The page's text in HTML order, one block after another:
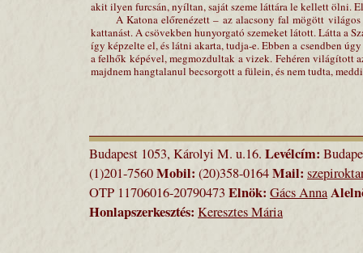
akit ilyen furcsán, nyíltan, saját szeme láttára le kellett ölni.
A Katona előrenézett – az alacsony fal mögött világos
kattanást. A csövekben hunyorgató szemeket látott. Látta a
így képzelte el, és látni akarta, tudja-e. Ebben a csendben
a felhők képével, megmozdultak a vizek. Fehéren világított
majdnem hangtalanul becsorgott a fülein, és nem tudta,
Budapest 1053, Károlyi M. u.16. Levélcím:
(1)201-7560Mobil: (20)358-0164Mail:
OTP 11706016-20790473 Elnök: Gács Anna
Honlapszerkesztés: Keresztes Mária